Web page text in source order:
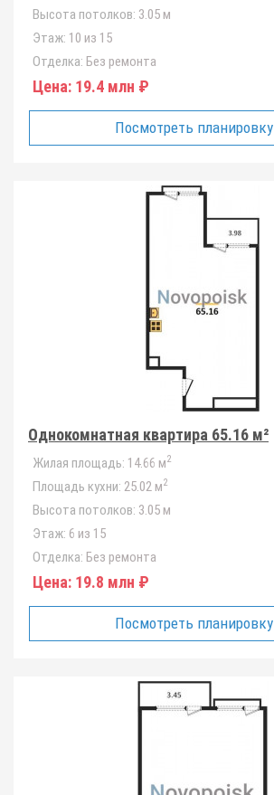
Высота потолков: 3.05 м
Этаж: 10 из 15
Отделка: Без ремонта
Цена: 19.4 млн ₽
Посмотреть планировку
Однокомнатная квартира 65.16 м²
Жилая площадь: 14.66 м2
Площадь кухни: 25.02 м2
Высота потолков: 3.05 м
Этаж: 6 из 15
Отделка: Без ремонта
Цена: 19.8 млн ₽
Посмотреть планировку